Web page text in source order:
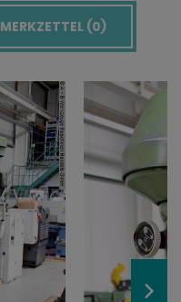
MERKZETTEL (0)